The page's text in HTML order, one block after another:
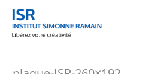
Aller
contenu